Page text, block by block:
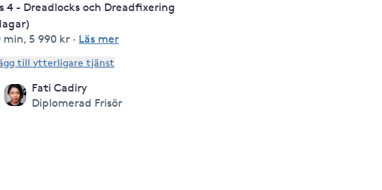
4 - Dreadlocks och Dreadfixering
min, 5 990 kr · Läs mer
till ytterligare tjänst
Fati Cadiry
Diplomerad Frisör